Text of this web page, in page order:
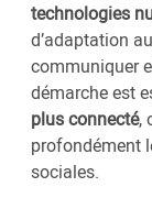
technologies
d’adaptation
communiquer
démarche est
plus connecté,
profondément
sociales.